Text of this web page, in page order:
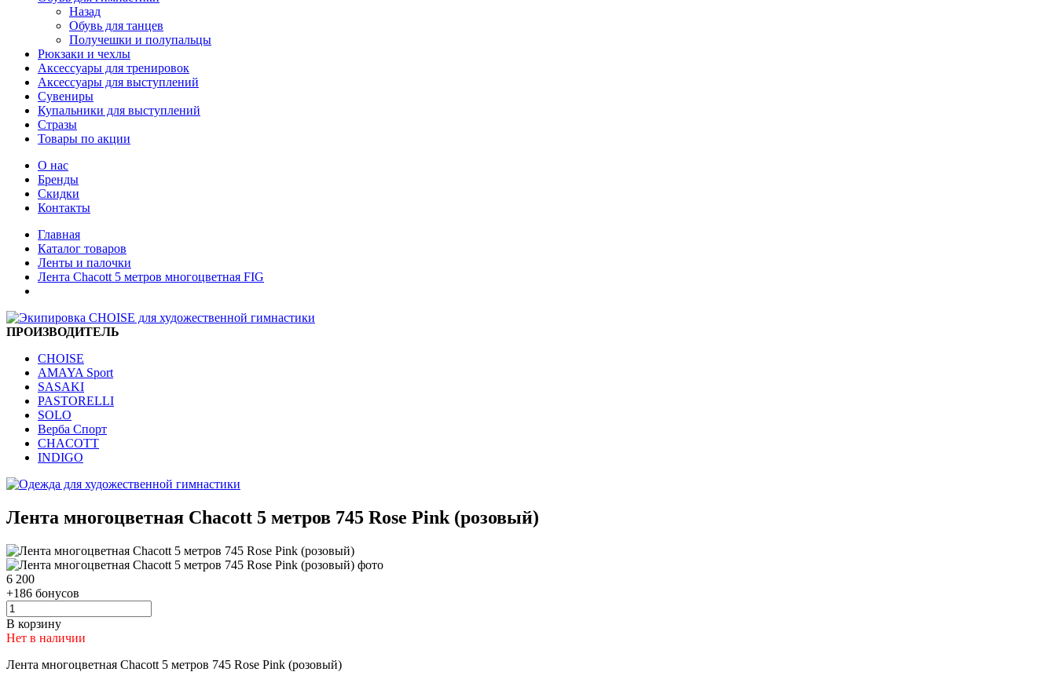
Назад
Обувь для танцев
Получешки и полупальцы
Рюкзаки и чехлы
Аксессуары для тренировок
Аксессуары для выступлений
Сувениры
Купальники для выступлений
Стразы
Товары по акции
О нас
Бренды
Скидки
Контакты
Главная
Каталог товаров
Ленты и палочки
Лента Chacott 5 метров многоцветная FIG
ПРОИЗВОДИТЕЛЬ
CHOISE
AMAYA Sport
SASAKI
PASTORELLI
SOLO
Верба Спорт
CHACOTT
INDIGO
Лента многоцветная Chacott 5 метров 745 Rose Pink (розовый)
6 200
+186 бонусов
В корзину
Нет в наличии
Лента многоцветная Chacott 5 метров 745 Rose Pink (розовый)